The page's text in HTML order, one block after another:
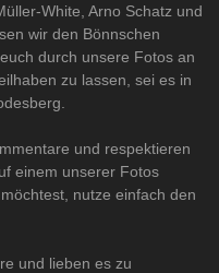
White, Arno Schatz und
wir den Bönnschen
durch unsere Fotos an
zu lassen, sei es in
und respektieren
einem unserer Fotos
nutze einfach den
und lieben es zu